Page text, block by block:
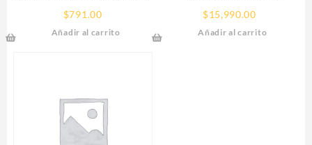
REGULADA,12V,10
AMPERES,DISTRIBUIDOR
$791.00
Añadir al carrito
R907XGAMINGOCICE-16GD)
RX 9070
$15,990.00
Añadir al carrito